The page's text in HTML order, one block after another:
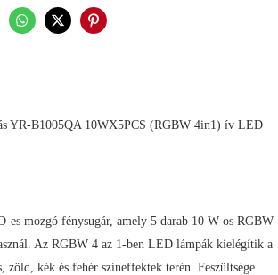
es mozgó fénysugár, amely 5 darab 10 W-os RGBW
Az RGBW 4 az 1-ben LED lámpák kielégítik a
zöld, kék és fehér színeffektek terén. Feszültsége